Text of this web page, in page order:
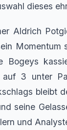
dieses
Aldrich
Bogeys
3 unter
bleibt
seine
und